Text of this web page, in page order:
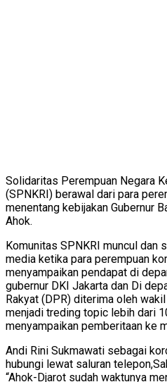
Solidaritas Perempuan Negara
(SPNKRI) berawal dari para
menentang kebijakan Gubernur
Ahok.
Komunitas SPNKRI muncul dan
media ketika para perempuan
menyampaikan pendapat di
gubernur DKI Jakarta dan Di
Rakyat (DPR) diterima oleh
menjadi treding topic lebih dari
menyampaikan pemberitaan ke
Andi Rini Sukmawati sebagai
hubungi lewat saluran
“Ahok-Djarot sudah waktunya